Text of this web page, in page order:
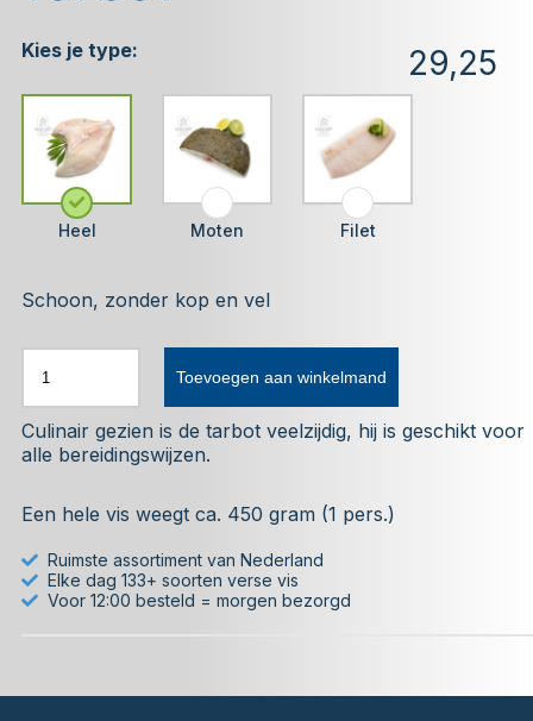
29,25
Kies je type:
Heel Moten Filet
Schoon, zonder kop en vel
Toevoegen aan winkelmand
Culinair gezien is de tarbot veelzijdig, hij is geschikt voor
alle bereidingswijzen.
Een hele vis weegt ca. 450 gram (1 pers.)
Ruimste assortiment van Nederland
Elke dag 133+ soorten verse vis
Voor 12:00 besteld = morgen bezorgd